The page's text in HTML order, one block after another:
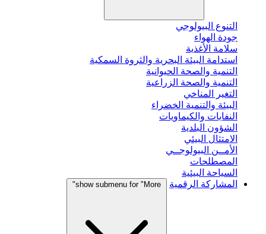
التنوع البيولوجي
جودة الهواء
سلامة الأغذية
استدامة البيئة البحرية والثروة السمكية
التنمية والصحة الحيوانية
التنمية والصحة الزراعية
التغير المناخي
البيئة والتنمية الخضراء
النفايات والكيماويات
الشؤون البلدية
الامتثال البيئي
الأمــن البيولوجــي
المصطلحات
السياحة البيئية
المشاركة الرقمية
show submenu for "More"